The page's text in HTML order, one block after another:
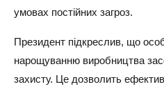
умовах постійних загроз.
Президент підкреслив, що
нарощуванню виробництва
захисту. Це дозволить